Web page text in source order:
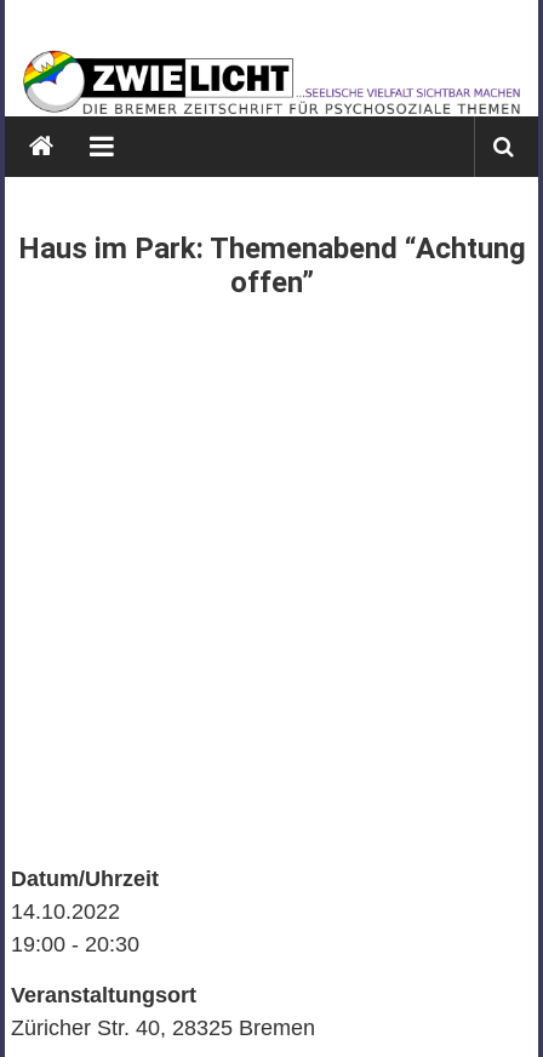
springen
ZWIELICHT
BREMEN
DIE
PSYCHOSOZIALE
Haus im Park: Themenabend “Achtung
offen”
Datum/Uhrzeit
14.10.2022
19:00 - 20:30
Veranstaltungsort
Züricher Str. 40, 28325 Bremen